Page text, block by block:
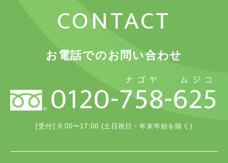
CONTACT
お電話でのお問い合わせ
[受付] 9:00〜17:00 (土日祝日・年末年始を除く)